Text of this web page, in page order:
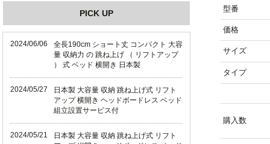
型番
価格
サイズ
タイプ
購入数
PICK UP
2024/06/06
全長190cm ショート丈 コンパクト 大容
量 収納力 の 跳ね上げ （ リフトアップ
） 式 ベッド 横開き 日本製
2024/05/27
日本製 大容量 収納 跳ね上げ式 リフト
アップ 横開き ヘッドボードレス ベッド
組立設置サービス付
2024/05/21
日本製 大容量 収納 跳ね上げ式 リフト